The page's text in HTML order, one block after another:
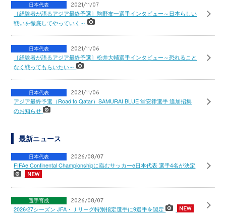
日本代表 2021/11/07
［経験者が語るアジア最終予選］駒野友一選手インタビュー～日本らしい
戦いを徹底してやっていく～
日本代表 2021/11/06
［経験者が語るアジア最終予選］松井大輔選手インタビュー～恐れること
なく戦ってもらいたい～
日本代表 2021/11/06
アジア最終予選（Road to Qatar）SAMURAI BLUE 堂安律選手 追加招集
のお知らせ
最新ニュース
日本代表 2026/08/07
FIFAe Continental Championshipに臨むサッカーe日本代表 選手4名が決定
選手育成 2026/08/07
2026/27シーズン JFA・Ｊリーグ特別指定選手に9選手を認定